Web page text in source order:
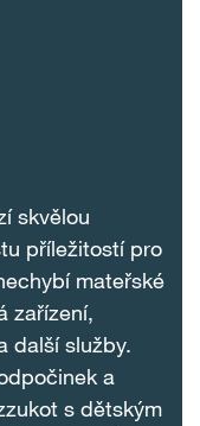
skvělou
příležitostí pro
mateřské
zařízení,
další služby.
a
s dětským